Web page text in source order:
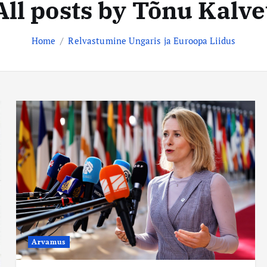
posts by Tõnu
Home Relvastumine Ungaris ja Euroopa Liidus
Arvamus